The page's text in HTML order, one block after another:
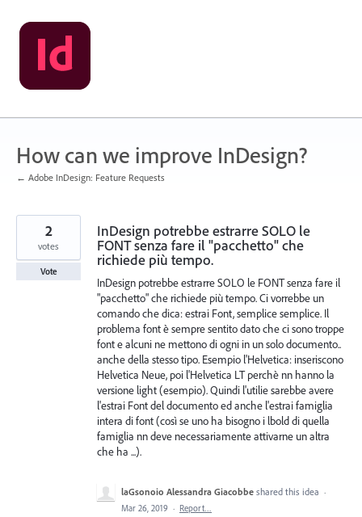
Skip
to
content
How can we improve InDesign?
← Adobe InDesign: Feature Requests
InDesign potrebbe estrarre SOLO le
FONT senza fare il "pacchetto" che
richiede più tempo.
InDesign potrebbe estrarre SOLO le FONT senza fare il
"pacchetto" che richiede più tempo. Ci vorrebbe un
comando che dica: estrai Font, semplice semplice. Il
problema font è sempre sentito dato che ci sono troppe
font e alcuni ne mettono di ogni in un solo documento..
anche della stesso tipo. Esempio l'Helvetica: inseriscono
Helvetica Neue, poi l'Helvetica LT perchè nn hanno la
versione light (esempio). Quindi l'utilie sarebbe avere
l'estrai Font del documento ed anche l'estrai famiglia
intera di font (così se uno ha bisogno i lbold di quella
famiglia nn deve necessariamente attivarne un altra
che ha ...).
2
votes
Vote
laGsonoio Alessandra Giacobbe shared this idea ·
Mar 26, 2019 · Report…